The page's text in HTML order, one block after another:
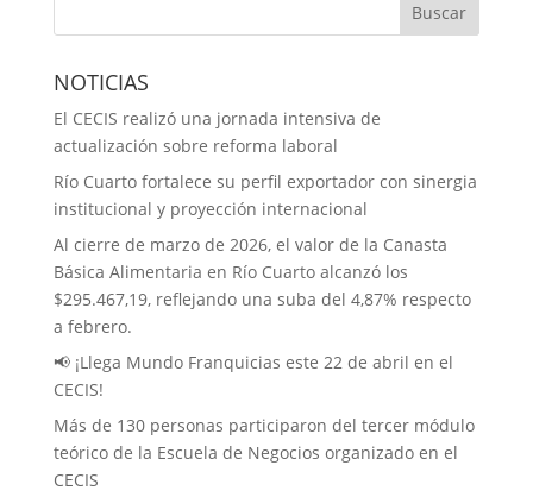
NOTICIAS
El CECIS realizó una jornada intensiva de
actualización sobre reforma laboral
Río Cuarto fortalece su perfil exportador con sinergia
institucional y proyección internacional
Al cierre de marzo de 2026, el valor de la Canasta
Básica Alimentaria en Río Cuarto alcanzó los
$295.467,19, reflejando una suba del 4,87% respecto
a febrero.
📢 ¡Llega Mundo Franquicias este 22 de abril en el
CECIS!
Más de 130 personas participaron del tercer módulo
teórico de la Escuela de Negocios organizado en el
CECIS